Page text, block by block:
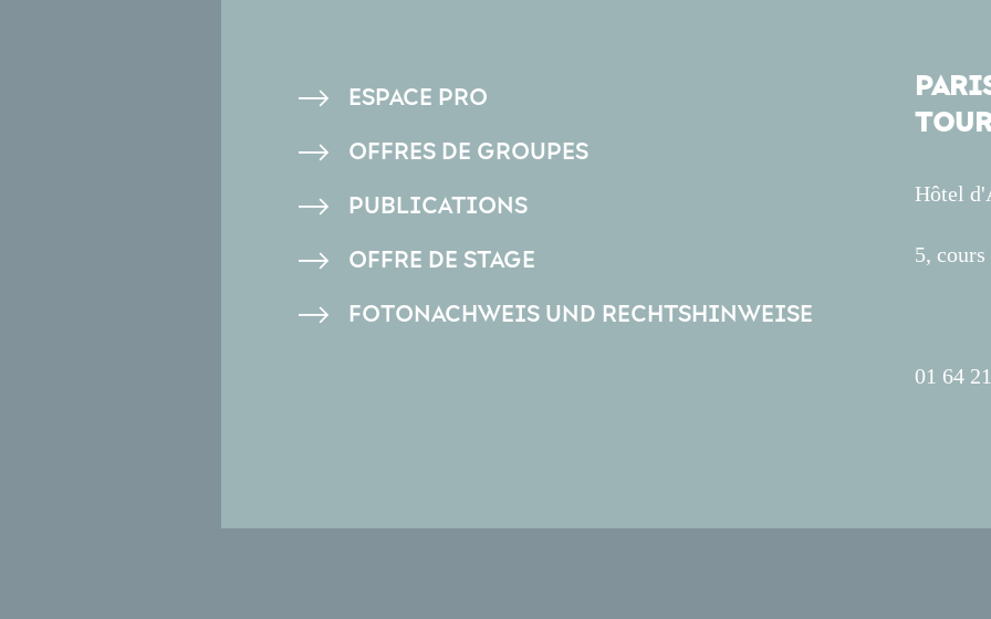
PIED
DE
ESPACE PRO
OFFRES DE GROUPES
PUBLICATIONS
OFFRE DE STAGE
FOTONACHWEIS UND RECHTSHINWEISE
Hôtel
5,
01 64